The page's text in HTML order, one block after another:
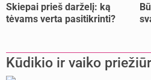
Skiepai prieš darželį: ką
tėvams verta pasitikrinti?
Kūdikio ir vaiko